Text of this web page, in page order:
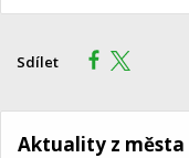
Sdílet
Aktuality z města